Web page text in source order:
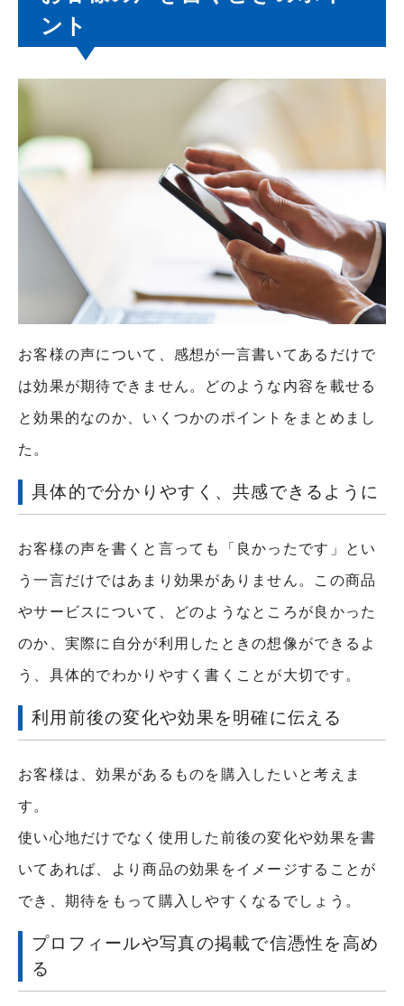
ント
お客様の声について、感想が一言書いてあるだけで
は効果が期待できません。どのような内容を載せる
と効果的なのか、いくつかのポイントをまとめまし
た。
具体的で分かりやすく、共感できるように
お客様の声を書くと言っても「良かったです」とい
う一言だけではあまり効果がありません。この商品
やサービスについて、どのようなところが良かった
のか、実際に自分が利用したときの想像ができるよ
う、具体的でわかりやすく書くことが大切です。
利用前後の変化や効果を明確に伝える
お客様は、効果があるものを購入したいと考えま
す。
使い心地だけでなく使用した前後の変化や効果を書
いてあれば、より商品の効果をイメージすることが
でき、期待をもって購入しやすくなるでしょう。
プロフィールや写真の掲載で信憑性を高め
る